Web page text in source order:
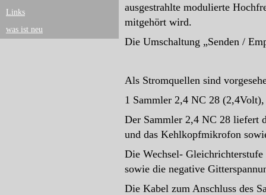
Links
was ist neu
ausgestrahlte modulierte
mitgehört wird.
Die Umschaltung „Senden /
Als Stromquellen sind
1 Sammler 2,4 NC 28
Der Sammler 2,4 NC 28 liefert
und das Kehlkopfmikrofon
Die Wechsel- Gleichrichterstufe
sowie die negative
Die Kabel zum Anschluss des